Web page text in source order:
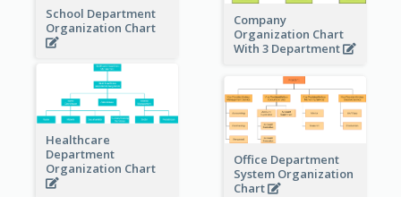
Company
Organization Chart
With 3 Department
School Department
Organization Chart
Healthcare
Department
Organization Chart
Office Department
System Organization
Chart